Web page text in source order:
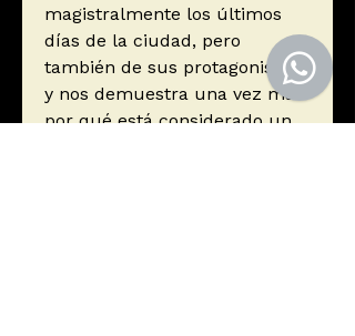
magistralmente los últimos
días de la ciudad, pero
también de sus protagonistas,
y nos demuestra una vez más
por qué está considerado un